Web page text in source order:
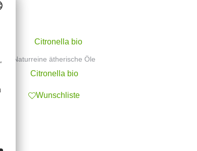
Naturreine ätherische Öle
Citronella bio
Wunschliste